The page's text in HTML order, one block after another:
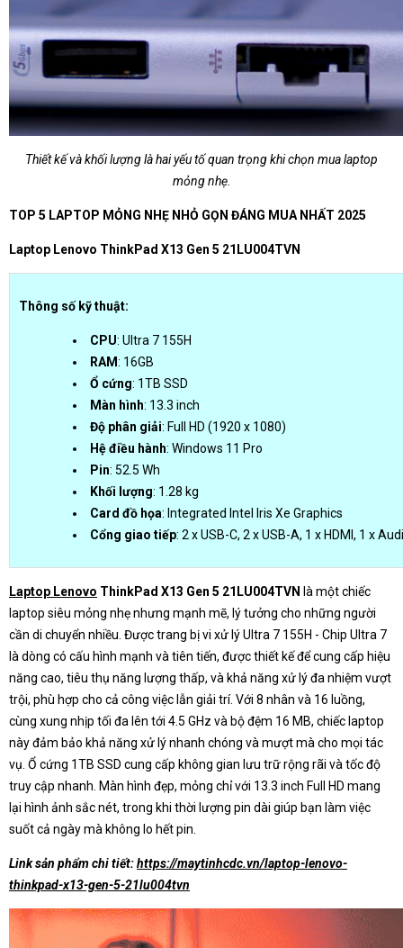
Thiết kế và khối lượng là hai yếu tố quan trọng khi chọn mua laptop
mỏng nhẹ.
TOP 5 LAPTOP MỎNG NHẸ NHỎ GỌN ĐÁNG MUA NHẤT 2025
Laptop Lenovo ThinkPad X13 Gen 5 21LU004TVN
Thông số kỹ thuật:
CPU: Ultra 7 155H
RAM: 16GB
Ổ cứng: 1TB SSD
Màn hình: 13.3 inch
Độ phân giải: Full HD (1920 x 1080)
Hệ điều hành: Windows 11 Pro
Pin: 52.5 Wh
Khối lượng: 1.28 kg
Card đồ họa: Integrated Intel Iris Xe Graphics
Cổng giao tiếp: 2 x USB-C, 2 x USB-A, 1 x HDMI, 1 x
Laptop Lenovo ThinkPad X13 Gen 5 21LU004TVN là một chiếc
laptop siêu mỏng nhẹ nhưng mạnh mẽ, lý tưởng cho những người
cần di chuyển nhiều. Được trang bị vi xử lý Ultra 7 155H - Chip Ultra 7
là dòng có cấu hình mạnh và tiên tiến, được thiết kế để cung cấp hiệu
năng cao, tiêu thụ năng lượng thấp, và khả năng xử lý đa nhiệm vượt
trội, phù hợp cho cả công việc lẫn giải trí. Với 8 nhân và 16 luồng,
cùng xung nhịp tối đa lên tới 4.5 GHz và bộ đệm 16 MB, chiếc laptop
này đảm bảo khả năng xử lý nhanh chóng và mượt mà cho mọi tác
vụ. Ổ cứng 1TB SSD cung cấp không gian lưu trữ rộng rãi và tốc độ
truy cập nhanh. Màn hình đẹp, mỏng chỉ với 13.3 inch Full HD mang
lại hình ảnh sắc nét, trong khi thời lượng pin dài giúp bạn làm việc
suốt cả ngày mà không lo hết pin.
Link sản phẩm chi tiết:https://maytinhcdc.vn/laptop-lenovo-
thinkpad-x13-gen-5-21lu004tvn